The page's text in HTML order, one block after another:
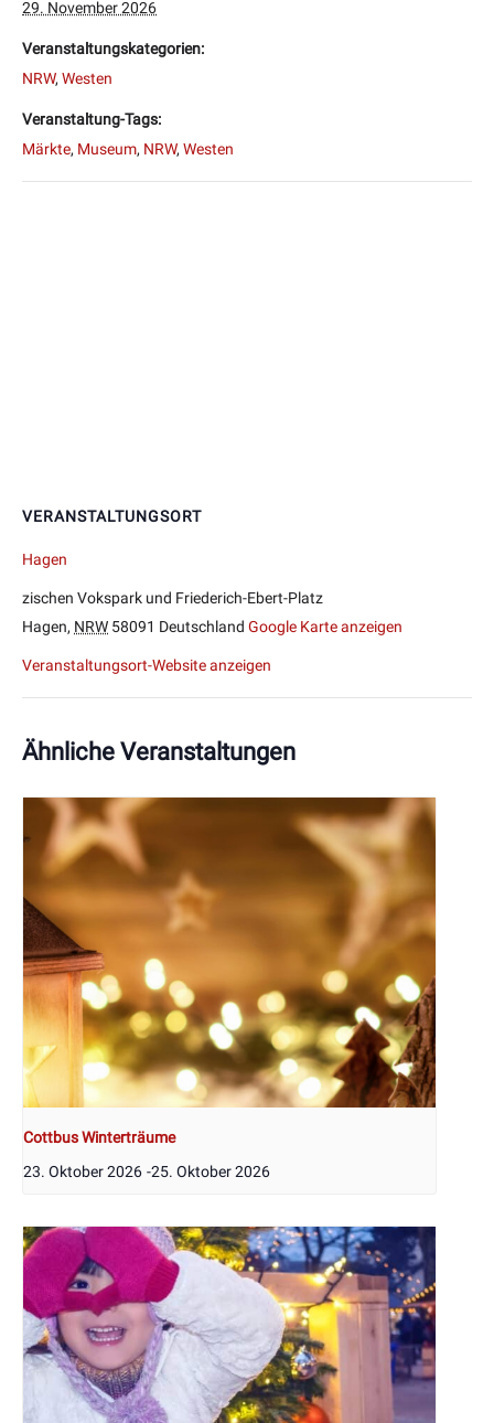
29. November 2026
Veranstaltungskategorien:
NRW, Westen
Veranstaltung-Tags:
Märkte, Museum, NRW, Westen
VERANSTALTUNGSORT
Hagen
zischen Vokspark und Friederich-Ebert-Platz
Hagen, NRW 58091 Deutschland Google Karte anzeigen
Veranstaltungsort-Website anzeigen
Ähnliche Veranstaltungen
Cottbus Winterträume
23. Oktober 2026 -25. Oktober 2026